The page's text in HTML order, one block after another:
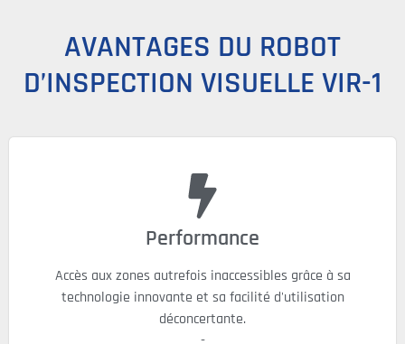
AVANTAGES DU ROBOT
D’INSPECTION VISUELLE VIR-1
Performance
Accès aux zones autrefois inaccessibles grâce à sa
technologie innovante et sa facilité d'utilisation
déconcertante.